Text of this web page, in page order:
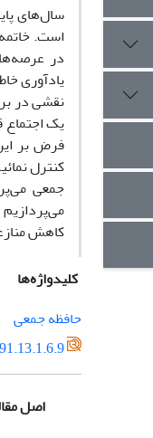
سال‌هاى
است.
در
یادآورى
نقشى در
یک
فرض بر
کنترل
جمعى
کاهش
کلیدواژه‌ها
حافظه جمعى
اصل